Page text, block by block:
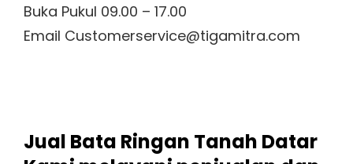
Buka Pukul 09.00 – 17.00
Email Customerservice@tigamitra.com
Jual Bata Ringan Tanah Datar